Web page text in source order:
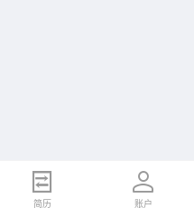
简历 账户